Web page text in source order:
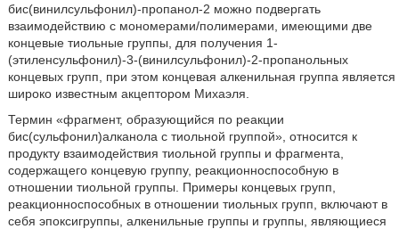
бис(винилсульфонил)-пропанол-2 можно подвергать
взаимодействию с мономерами/полимерами, имеющими две
концевые тиольные группы, для получения 1-
(этиленсульфонил)-3-(винилсульфонил)-2-пропанольных
концевых групп, при этом концевая алкенильная группа является
широко известным акцептором Михаэля.
Термин «фрагмент, образующийся по реакции
бис(сульфонил)алканола с тиольной группой», относится к
продукту взаимодействия тиольной группы и фрагмента,
содержащего концевую группу, реакционноспособную в
отношении тиольной группы. Примеры концевых групп,
реакционноспособных в отношении тиольных групп, включают в
себя эпоксигруппы, алкенильные группы и группы, являющиеся